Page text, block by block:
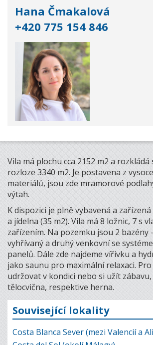
Hana Čmakalová
+420 775 154 846
Vila má plochu cca 2152 m2 a
rozloze 3340 m2. Je postavena z
materiálů, jsou zde mramorové
výtah.
K dispozici je plně vybavená a
a jídelna (35 m2). Vila má 8 ložnic, 7 s
zařízením. Na pozemku jsou 2 bazény
vyhřívaný a druhý venkovní se
panelů. Dále zde najdeme vířivku a
jako saunu pro maximální relaxaci.
udržovat v kondici nebo si užít zábavu,
tělocvična, respektive herna.
Související lokality
Costa Blanca Sever (mezi Valencií a